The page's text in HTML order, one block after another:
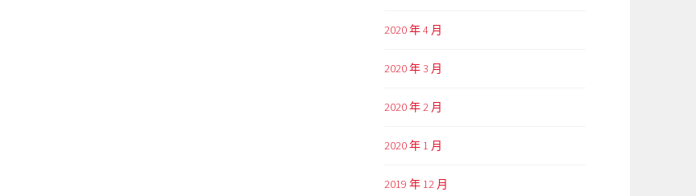
2020 年 4 月
2020 年 3 月
2020 年 2 月
2020 年 1 月
2019 年 12 月